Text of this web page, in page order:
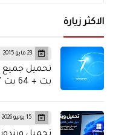
الاكثر زيارة
23 مايو 2015
بت + 64 بت " | حصري
15 يونيو 2026